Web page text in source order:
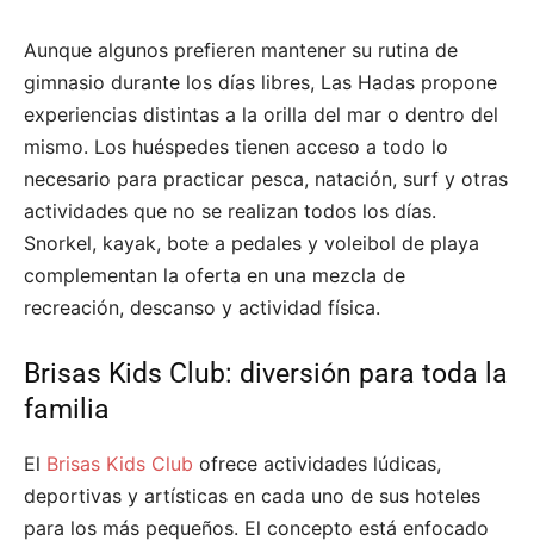
Aunque algunos prefieren mantener su rutina de
gimnasio durante los días libres, Las Hadas propone
experiencias distintas a la orilla del mar o dentro del
mismo. Los huéspedes tienen acceso a todo lo
necesario para practicar pesca, natación, surf y otras
actividades que no se realizan todos los días.
Snorkel, kayak, bote a pedales y voleibol de playa
complementan la oferta en una mezcla de
recreación, descanso y actividad física.
Brisas Kids Club: diversión para toda la
familia
El Brisas Kids Club ofrece actividades lúdicas,
deportivas y artísticas en cada uno de sus hoteles
para los más pequeños. El concepto está enfocado